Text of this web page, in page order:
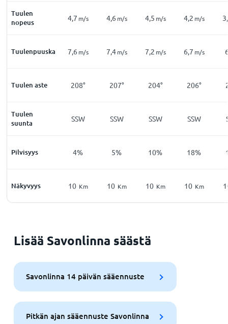
Tuulen
nopeus
4,7 m/s 4,6 m/s 4,5 m/s 4,2 m/s
Tuulenpuuska 7,6 m/s 7,4m/s 7,2 m/s 6,7 m/s
Tuulen aste 208° 207° 204° 206°
Tuulen
suunta
SSW SSW SSW SSW
Pilvisyys 4% 5% 10% 18%
Näkyvyys 10 Km 10 Km 10 Km 10 Km
Lisää Savonlinna säästä
Savonlinna 14 päivän sääennuste
Pitkän ajan sääennuste Savonlinna